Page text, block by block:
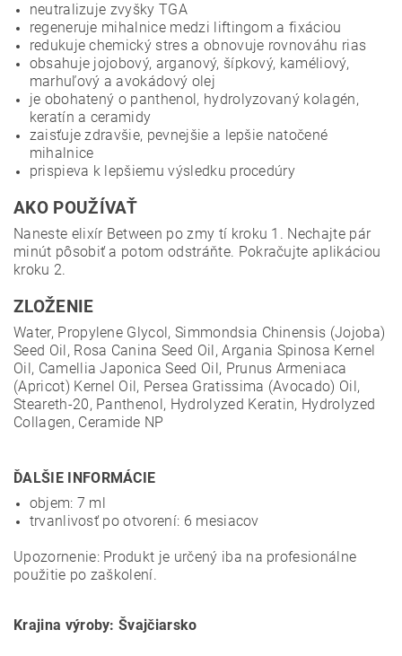
neutralizuje zvyšky TGA
regeneruje mihalnice medzi liftingom a fixáciou
redukuje chemický stres a obnovuje rovnováhu rias
obsahuje jojobový, arganový, šípkový, kaméliový,
marhuľový a avokádový olej
je obohatený o panthenol, hydrolyzovaný kolagén,
keratín a ceramidy
zaisťuje zdravšie, pevnejšie a lepšie natočené
mihalnice
prispieva k lepšiemu výsledku procedúry
AKO POUŽÍVAŤ
Naneste elixír Between po zmy tí kroku 1. Nechajte pár
minút pôsobiť a potom odstráňte. Pokračujte aplikáciou
kroku 2.
ZLOŽENIE
Water, Propylene Glycol, Simmondsia Chinensis (Jojoba)
Seed Oil, Rosa Canina Seed Oil, Argania Spinosa Kernel
Oil, Camellia Japonica Seed Oil, Prunus Armeniaca
(Apricot) Kernel Oil, Persea Gratissima (Avocado) Oil,
Steareth-20, Panthenol, Hydrolyzed Keratin, Hydrolyzed
Collagen, Ceramide NP
ĎALŠIE INFORMÁCIE
objem: 7 ml
trvanlivosť po otvorení: 6 mesiacov
Upozornenie: Produkt je určený iba na profesionálne
použitie po zaškolení.
Krajina výroby: Švajčiarsko